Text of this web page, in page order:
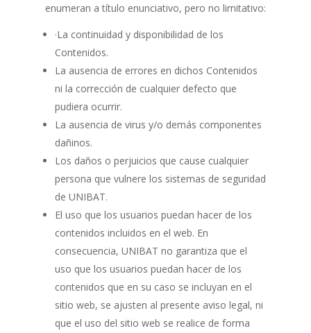
enumeran a título enunciativo, pero no limitativo:
·La continuidad y disponibilidad de los
Contenidos.
La ausencia de errores en dichos Contenidos
ni la corrección de cualquier defecto que
pudiera ocurrir.
La ausencia de virus y/o demás componentes
dañinos.
Los daños o perjuicios que cause cualquier
persona que vulnere los sistemas de seguridad
de UNIBAT.
El uso que los usuarios puedan hacer de los
contenidos incluidos en el web. En
consecuencia, UNIBAT no garantiza que el
uso que los usuarios puedan hacer de los
contenidos que en su caso se incluyan en el
sitio web, se ajusten al presente aviso legal, ni
que el uso del sitio web se realice de forma